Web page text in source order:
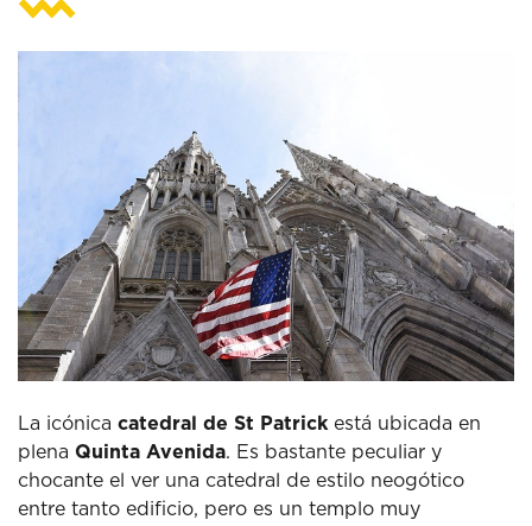
La icónica catedral de St Patrick está ubicada en
plena Quinta Avenida. Es bastante peculiar y
chocante el ver una catedral de estilo neogótico
entre tanto edificio, pero es un templo muy